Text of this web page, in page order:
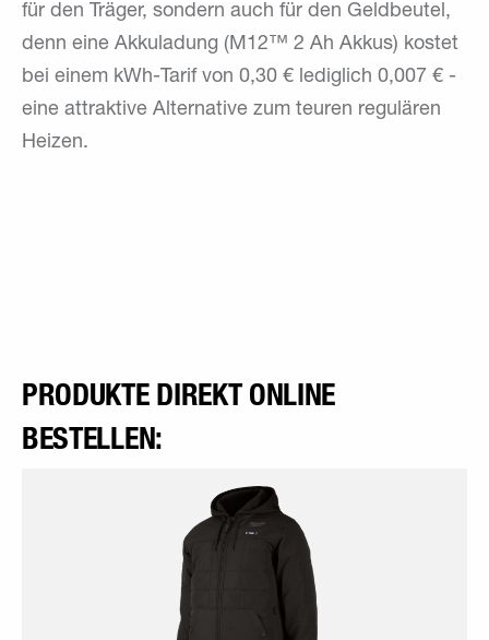
für den Träger, sondern auch für den Geldbeutel,
denn eine Akkuladung (M12™ 2 Ah Akkus) kostet
bei einem kWh-Tarif von 0,30 € lediglich 0,007 € -
eine attraktive Alternative zum teuren regulären
Heizen.
PRODUKTE DIREKT ONLINE
BESTELLEN: